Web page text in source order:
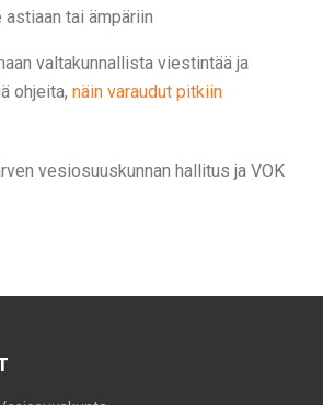
tai ämpäriin
valtakunnallista viestintää ja
ohjeita, näin varaudut pitkiin
vesiosuuskunnan hallitus ja VOK